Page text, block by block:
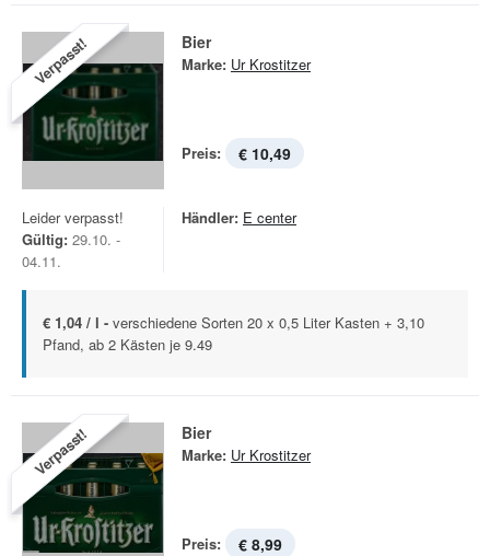
Verpasst! Bier
Marke: Ur Krostitzer
Preis: € 10,49
Leider verpasst!
Gültig: 29.10. -
04.11.
Händler: E center
€ 1,04 / l - verschiedene Sorten 20 x 0,5 Liter Kasten + 3,10
Pfand, ab 2 Kästen je 9.49
Verpasst! Bier
Marke: Ur Krostitzer
Preis: € 8,99